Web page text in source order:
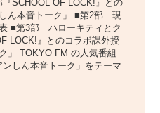
SCHOOL OF LOCK!』との
ん本音トーク」 ■第2部 現
■第3部 ハローキティとク
LOCK!』とのコラボ課外授
」 TOKYO FM の人気番組
しん本音トーク」をテーマ